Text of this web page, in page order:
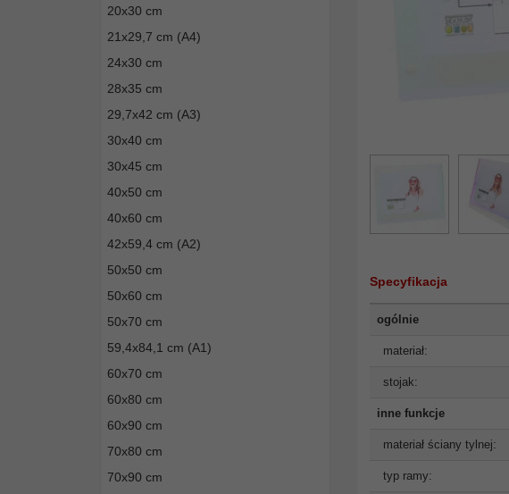
20x30 cm
21x29,7 cm (A4)
24x30 cm
28x35 cm
29,7x42 cm (A3)
30x40 cm
30x45 cm
40x50 cm
40x60 cm
42x59,4 cm (A2)
50x50 cm
50x60 cm
50x70 cm
59,4x84,1 cm (A1)
60x70 cm
60x80 cm
60x90 cm
70x80 cm
70x90 cm
Specyfikacja
ogólnie
materiał:
stojak:
inne funkcje
materiał ściany tylnej:
typ ramy: